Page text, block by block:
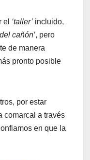
el ‘taller’ incluido,
cañón’, pero
de manera
pronto posible
por estar
comarcal a través
en que la